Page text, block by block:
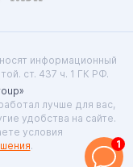
информационный
ст. 437 ч. 1 ГК РФ.
лучше для вас,
удобства на сайте.
условия
. 1